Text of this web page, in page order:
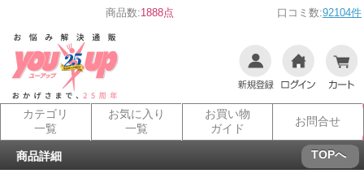
商品数:1888点 口コミ数:92104件
カテゴリ
一覧
お気に入り
一覧
お買い物
ガイド
お問合せ
商品詳細 TOPへ